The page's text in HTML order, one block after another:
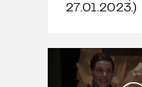
Izrādes
Rugina, Agris
Džeriņš un citi.
27.01.2023.)